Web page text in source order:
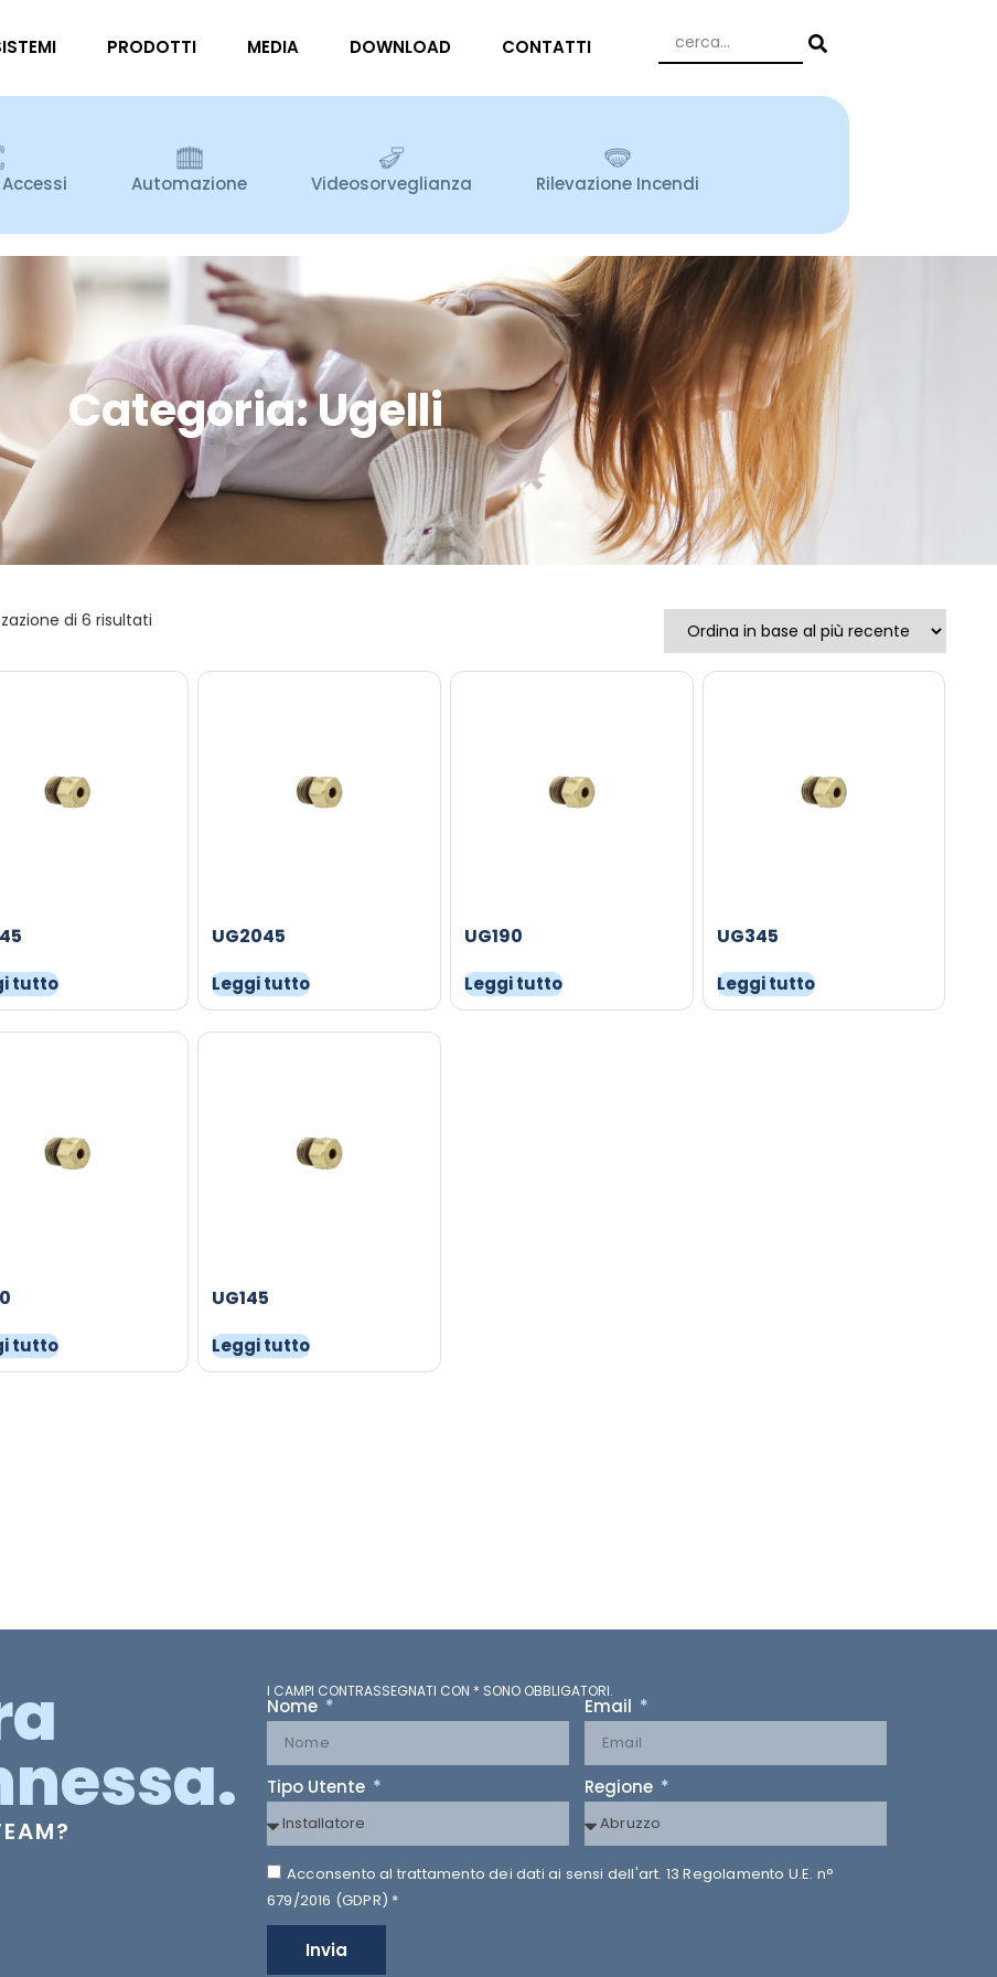
PRODOTTI MEDIA DOWNLOAD CONTATTI
Automazione Videosorveglianza Rilevazione Incendi
Categoria: Ugelli
di 6 risultati
tutto
UG2045
Leggi tutto
UG190
Leggi tutto
UG345
Leggi tutto
tutto
UG145
Leggi tutto
I CAMPI CONTRASSEGNATI CON * SONO OBBLIGATORI.
Nome Email
Tipo Utente Regione
Acconsento al trattamento dei dati ai sensi dell'art. 13 Regolamento U.E. n°
679/2016 (GDPR) *
Invia